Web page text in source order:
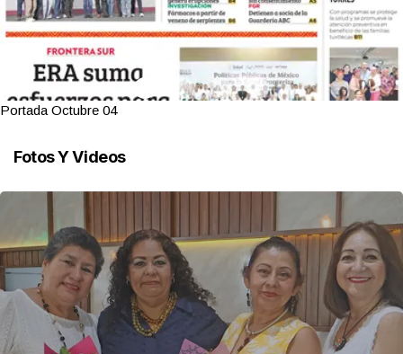
Portada Octubre 04
Fotos Y Videos